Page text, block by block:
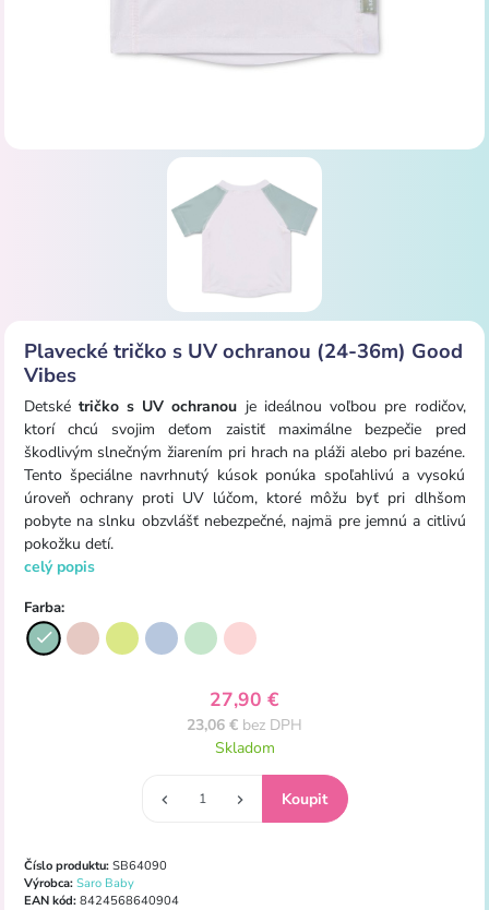
Plavecké tričko s UV ochranou (24-36m) Good
Vibes
Detské tričko s UV ochranou je ideálnou voľbou pre rodičov,
ktorí chcú svojim deťom zaistiť maximálne bezpečie pred
škodlivým slnečným žiarením pri hrach na pláži alebo pri bazéne.
Tento špeciálne navrhnutý kúsok ponúka spoľahlivú a vysokú
úroveň ochrany proti UV lúčom, ktoré môžu byť pri dlhšom
pobyte na slnku obzvlášť nebezpečné, najmä pre jemnú a citlivú
pokožku detí.
celý popis
Farba:
27,90 €
23,06 € bez DPH
Skladom
Číslo produktu:SB64090
Výrobca: Saro Baby
EAN kód:8424568640904